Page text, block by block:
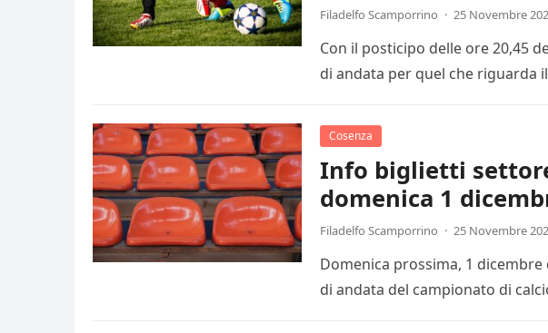
Filadelfo Scamporrino · 25 Novembre
Con il posticipo delle ore 20,45
di andata per quel che riguarda
Cosenza
Info biglietti
domenica 1
Filadelfo Scamporrino · 25 Novembre
Domenica prossima, 1
di andata del campionato di